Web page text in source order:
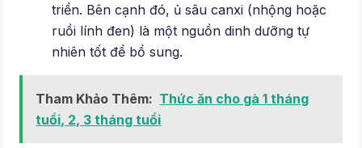
triển. Bên cạnh đó, ủ sâu canxi (nhộng hoặc
ruồi lính đen) là một nguồn dinh dưỡng tự
nhiên tốt để bổ sung.
Tham Khảo Thêm: Thức ăn cho gà 1 tháng
tuổi, 2, 3 tháng tuổi